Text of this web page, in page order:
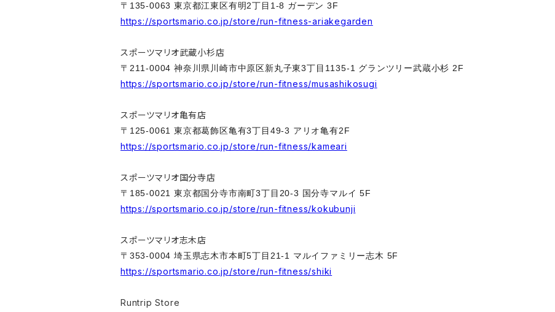
〒135-0063 東京都江東区有明2丁目1-8 ガーデン 3F
https://sportsmario.co.jp/store/run-fitness-ariakegarden
スポーツマリオ武蔵小杉店
〒211-0004 神奈川県川崎市中原区新丸子東3丁目1135-1 グランツリー武蔵小杉 2F
https://sportsmario.co.jp/store/run-fitness/musashikosugi
スポーツマリオ亀有店
〒125-0061 東京都葛飾区亀有3丁目49-3 アリオ亀有2F
https://sportsmario.co.jp/store/run-fitness/kameari
スポーツマリオ国分寺店
〒185-0021 東京都国分寺市南町3丁目20-3 国分寺マルイ 5F
https://sportsmario.co.jp/store/run-fitness/kokubunji
スポーツマリオ志木店
〒353-0004 埼玉県志木市本町5丁目21-1 マルイファミリー志木 5F
https://sportsmario.co.jp/store/run-fitness/shiki
Runtrip Store